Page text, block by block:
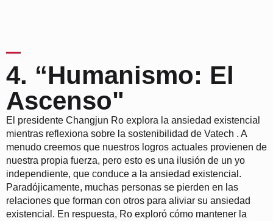
4. “Humanismo: El
Ascenso"
El presidente Changjun Ro explora la ansiedad existencial
mientras reflexiona sobre la sostenibilidad de Vatech . A
menudo creemos que nuestros logros actuales provienen de
nuestra propia fuerza, pero esto es una ilusión de un yo
independiente, que conduce a la ansiedad existencial.
Paradójicamente, muchas personas se pierden en las
relaciones que forman con otros para aliviar su ansiedad
existencial. En respuesta, Ro exploró cómo mantener la